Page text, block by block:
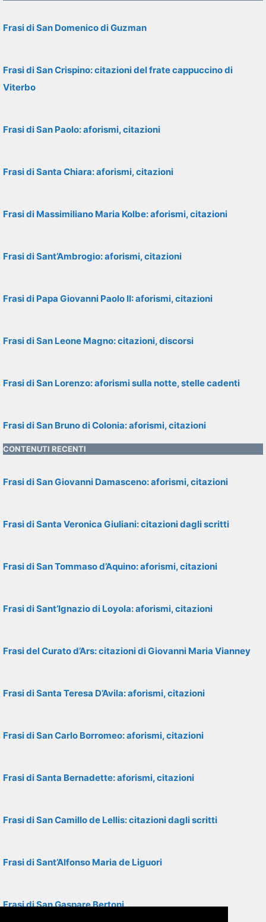
Frasi di San Domenico di Guzman
Frasi di San Crispino: citazioni del frate cappuccino di
Viterbo
Frasi di San Paolo: aforismi, citazioni
Frasi di Santa Chiara: aforismi, citazioni
Frasi di Massimiliano Maria Kolbe: aforismi, citazioni
Frasi di Sant’Ambrogio: aforismi, citazioni
Frasi di Papa Giovanni Paolo II: aforismi, citazioni
Frasi di San Leone Magno: citazioni, discorsi
Frasi di San Lorenzo: aforismi sulla notte, stelle cadenti
Frasi di San Bruno di Colonia: aforismi, citazioni
CONTENUTI RECENTI
Frasi di San Giovanni Damasceno: aforismi, citazioni
Frasi di Santa Veronica Giuliani: citazioni dagli scritti
Frasi di San Tommaso d’Aquino: aforismi, citazioni
Frasi di Sant’Ignazio di Loyola: aforismi, citazioni
Frasi del Curato d’Ars: citazioni di Giovanni Maria Vianney
Frasi di Santa Teresa D’Avila: aforismi, citazioni
Frasi di San Carlo Borromeo: aforismi, citazioni
Frasi di Santa Bernadette: aforismi, citazioni
Frasi di San Camillo de Lellis: citazioni dagli scritti
Frasi di Sant’Alfonso Maria de Liguori
Frasi di San Gaspare Bertoni